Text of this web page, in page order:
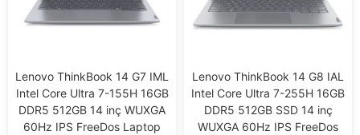
Lenovo ThinkBook 14 G7 IML
Intel Core Ultra 7-155H 16GB
DDR5 512GB 14 inç WUXGA
60Hz IPS FreeDos Laptop
Lenovo ThinkBook 14 G8 IAL
Intel Core Ultra 7-255H 16GB
DDR5 512GB SSD 14 inç
WUXGA 60Hz IPS FreeDos